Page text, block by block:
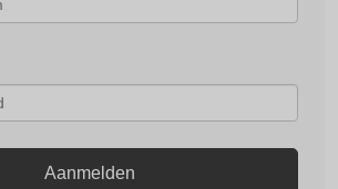
Aanmelden